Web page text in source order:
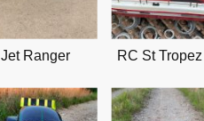
Jet Ranger